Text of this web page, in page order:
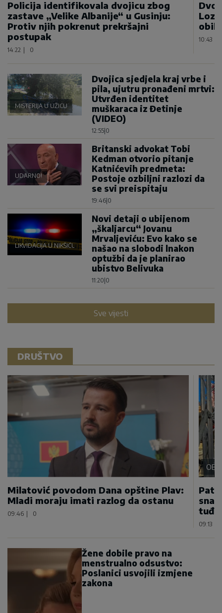
Policija identifikovala dvojicu zbog
zastave „Velike Albanije“ u Gusinju:
Protiv njih pokrenut prekršajni
postupak
14:22 0
10:43
MISTERIJA U UŽICU
Dvojica sjedjela kraj vrbe i
pila, ujutru pronađeni mrtvi:
Utvrđen identitet
muškaraca iz Đetinje
(VIDEO)
12:55 0
UDARNO!
Britanski advokat Tobi
Kedman otvorio pitanje
Katnićevih predmeta:
Postoje ozbiljni razlozi da
se svi preispitaju
19:46 0
LIKVIDACIJA U NIKŠIĆU
Novi detaji o ubijenom
„škaljarcu“ Jovanu
Mrvaljeviću: Evo kako se
našao na slobodi lnakon
optužbi da je planirao
ubistvo Belivuka
11:20 0
Sve vijesti
DRUŠTVO
Milatović povodom Dana opštine Plav:
Mladi moraju imati razlog da ostanu
09:46 0
09:13
Žene dobile pravo na
menstrualno odsustvo:
Poslanici usvojili izmjene
zakona